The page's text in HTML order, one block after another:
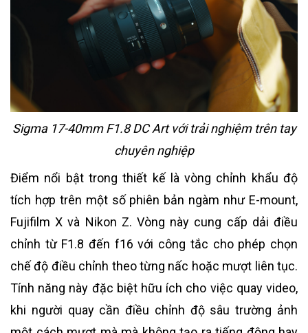
Sigma 17-40mm F1.8 DC Art với trải nghiệm trên tay
chuyên nghiệp
Điểm nổi bật trong thiết kế là vòng chỉnh khẩu độ
tích hợp trên một số phiên bản ngàm như E-mount,
Fujifilm X và Nikon Z. Vòng này cung cấp dải điều
chỉnh từ F1.8 đến f16 với công tắc cho phép chọn
chế độ điều chỉnh theo từng nấc hoặc mượt liên tục.
Tính năng này đặc biệt hữu ích cho việc quay video,
khi người quay cần điều chỉnh độ sâu trường ảnh